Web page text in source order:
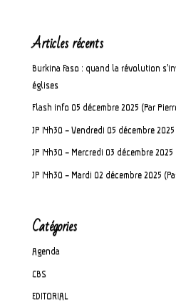
Articles récents
Burkina Faso : quand la révolution
églises
Flash info 05 décembre 2025 (Par
JP 14h30 – Vendredi 05 décembre
JP 14h30 – Mercredi 03 décembre
JP 14h30 – Mardi 02 décembre 2025
Catégories
Agenda
CBS
EDITORIAL